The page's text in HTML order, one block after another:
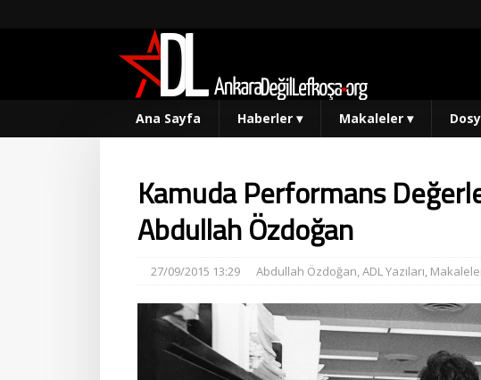
Ana Sayfa Haberler ▾ Makaleler ▾
Kamuda Performans
Abdullah Özdoğan
27/09/2015 13:29 Abdullah Özdoğan,ADL Yazıları,